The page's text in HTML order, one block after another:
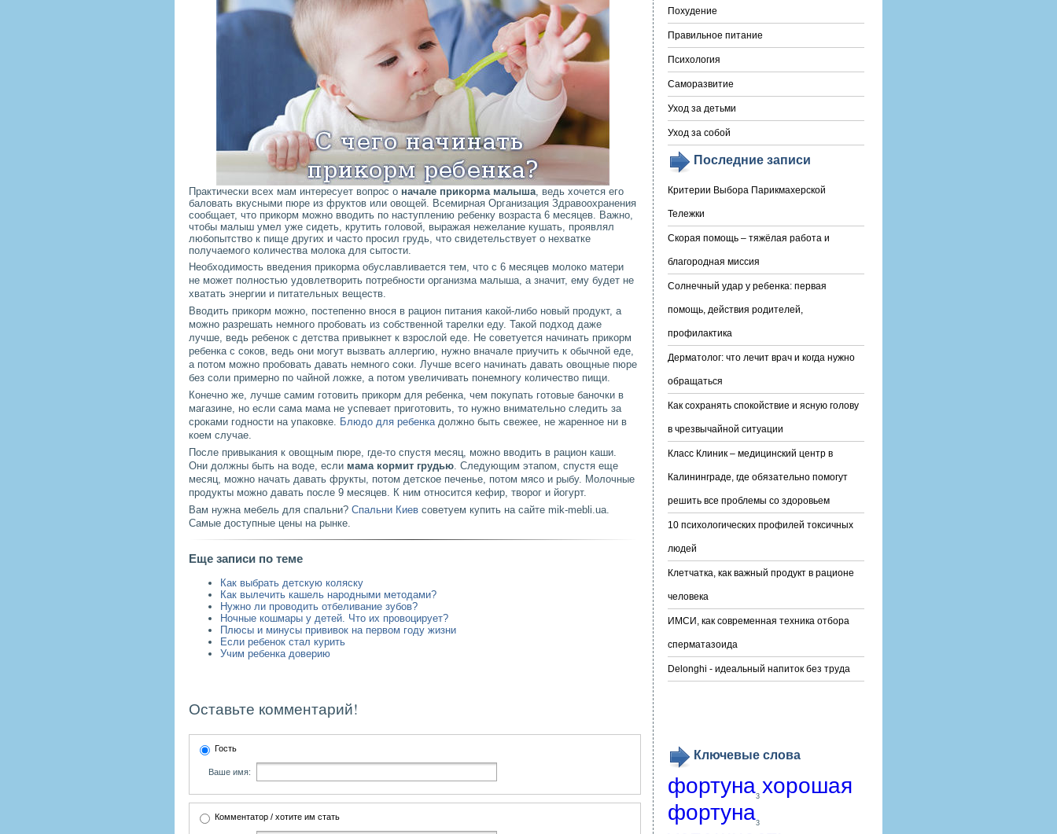
Практически всех мам интересует вопрос о начале прикорма малыша, ведь хочется его
баловать вкусными пюре из фруктов или овощей. Всемирная Организация Здравоохранения
сообщает, что прикорм можно вводить по наступлению ребенку возраста 6 месяцев. Важно,
чтобы малыш умел уже сидеть, крутить головой, выражая нежелание кушать, проявлял
любопытство к пище других и часто просил грудь, что свидетельствует о нехватке
получаемого количества молока для сытости.
Необходимость введения прикорма обуславливается тем, что с 6 месяцев молоко матери
не может полностью удовлетворить потребности организма малыша, а значит, ему будет не
хватать энергии и питательных веществ.
Вводить прикорм можно, постепенно внося в рацион питания какой-либо новый продукт, а
можно разрешать немного пробовать из собственной тарелки еду. Такой подход даже
лучше, ведь ребенок с детства привыкнет к взрослой еде. Не советуется начинать прикорм
ребенка с соков, ведь они могут вызвать аллергию, нужно вначале приучить к обычной еде,
а потом можно пробовать давать немного соки. Лучше всего начинать давать овощные пюре
без соли примерно по чайной ложке, а потом увеличивать понемногу количество пищи.
Конечно же, лучше самим готовить прикорм для ребенка, чем покупать готовые баночки в
магазине, но если сама мама не успевает приготовить, то нужно внимательно следить за
сроками годности на упаковке. Блюдо для ребенкадолжно быть свежее, не жаренное ни в
коем случае.
После привыкания к овощным пюре, где-то спустя месяц, можно вводить в рацион каши.
Они должны быть на воде, если мама кормит грудью. Следующим этапом, спустя еще
месяц, можно начать давать фрукты, потом детское печенье, потом мясо и рыбу. Молочные
продукты можно давать после 9 месяцев. К ним относится кефир, творог и йогурт.
Вам нужна мебель для спальни? Спальни Киев советуем купить на сайте mik-mebli.ua.
Самые доступные цены на рынке.
Еще записи по теме
Как выбрать детскую коляску
Как вылечить кашель народными методами?
Нужно ли проводить отбеливание зубов?
Ночные кошмары у детей. Что их провоцирует?
Плюсы и минусы прививок на первом году жизни
Если ребенок стал курить
Учим ребенка доверию
Оставьте комментарий!
Гость
Ваше имя:
Комментатор / хотите им стать
Похудение
Правильное питание
Психология
Саморазвитие
Уход за детьми
Уход за собой
Последние записи
Критерии Выбора Парикмахерской
Тележки
Скорая помощь – тяжёлая работа и
благородная миссия
Солнечный удар у ребенка: первая
помощь, действия родителей,
профилактика
Дерматолог: что лечит врач и когда нужно
обращаться
Как сохранять спокойствие и ясную голову
в чрезвычайной ситуации
Класс Клиник – медицинский центр в
Калининграде, где обязательно помогут
решить все проблемы со здоровьем
10 психологических профилей токсичных
людей
Клетчатка, как важный продукт в рационе
человека
ИМСИ, как современная техника отбора
сперматазоида
Delonghi - идеальный напиток без труда
Ключевые слова
фортуна3 хорошая
фортуна3